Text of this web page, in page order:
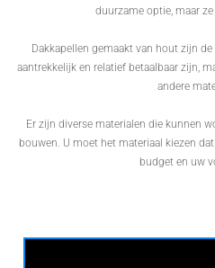
duurzame optie, maar
Dakkapellen gemaakt van hout zijn
aantrekkelijk en relatief betaalbaar zijn,
andere
Er zijn diverse materialen die kunnen
bouwen. U moet het materiaal kiezen
budget en uw